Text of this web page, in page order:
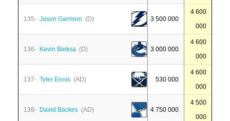
135- Jason Garrison (D) 3 500 000
4 600
000
136- Kevin Bieksa (D) 3 000 000
4 600
000
137- Tyler Ennis (AD) 530 000
4 600
000
138- David Backes (AD) 4 750 000
4 500
000